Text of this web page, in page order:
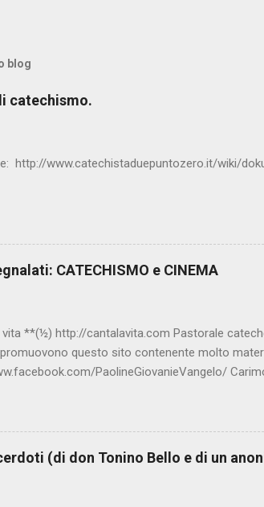
blog
catechismo.
http://www.catechistaduepuntozero.it/wiki/
CATECHISMO e CINEMA
vita **(½) http://cantalavita.com Pastorale
questo sito contenente molto
PaolineGiovanieVangelo/
ridere, e altri temi interessanti. Catechismo
_INDEX.HTM ; Indice e testo su:
compendium_ccc/documents/
www.catechista.it Sito liturgico e di
(di don Tonino Bello e di un